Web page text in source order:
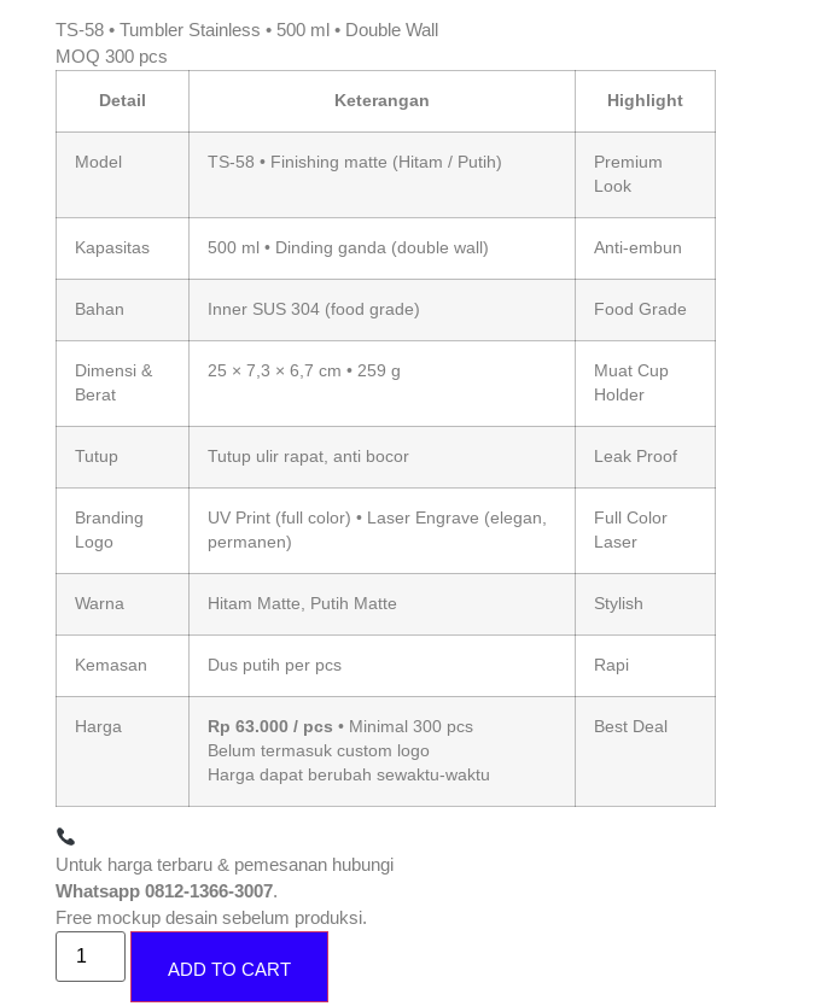
ratings
TS-58 • Tumbler Stainless • 500 ml • Double Wall
MOQ 300 pcs
Detail Keterangan Highlight
Model TS-58 • Finishing matte (Hitam / Putih)
Premium
Look
Kapasitas 500 ml • Dinding ganda (double wall) Anti-embun
Bahan Inner SUS 304 (food grade) Food Grade
Dimensi &
Berat
25 × 7,3 × 6,7 cm • 259 g
Muat Cup
Holder
Tutup Tutup ulir rapat, anti bocor Leak Proof
Branding
Logo
UV Print (full color) • Laser Engrave (elegan,
permanen)
Full Color
Laser
Warna Hitam Matte, Putih Matte Stylish
Kemasan Dus putih per pcs Rapi
Harga Rp 63.000 / pcs • Minimal 300 pcs
Belum termasuk custom logo
Harga dapat berubah sewaktu-waktu
Best Deal
Untuk harga terbaru & pemesanan hubungi
Whatsapp 0812-1366-3007.
Free mockup desain sebelum produksi.
ADD TO CART